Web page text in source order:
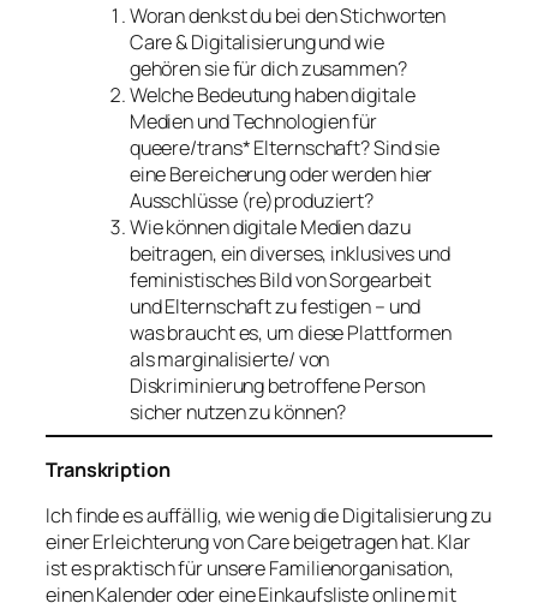
Woran denkst du bei den Stichworten
Care & Digitalisierung und wie
gehören sie für dich zusammen?
Welche Bedeutung haben digitale
Medien und Technologien für
queere/trans* Elternschaft? Sind sie
eine Bereicherung oder werden hier
Ausschlüsse (re)produziert?
Wie können digitale Medien dazu
beitragen, ein diverses, inklusives und
feministisches Bild von Sorgearbeit
und Elternschaft zu festigen – und
was braucht es, um diese Plattformen
als marginalisierte/ von
Diskriminierung betroffene Person
sicher nutzen zu können?
Transkription
Ich finde es auffällig, wie wenig die Digitalisierung zu
einer Erleichterung von Care beigetragen hat. Klar
ist es praktisch für unsere Familienorganisation,
einen Kalender oder eine Einkaufsliste online mit